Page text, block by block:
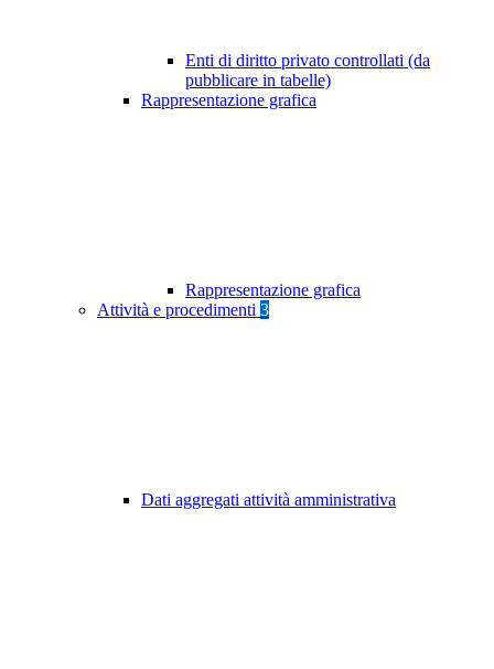
Enti di diritto privato controllati (da
pubblicare in tabelle)
Rappresentazione grafica
Rappresentazione grafica
Attività e procedimenti 3
Dati aggregati attività amministrativa